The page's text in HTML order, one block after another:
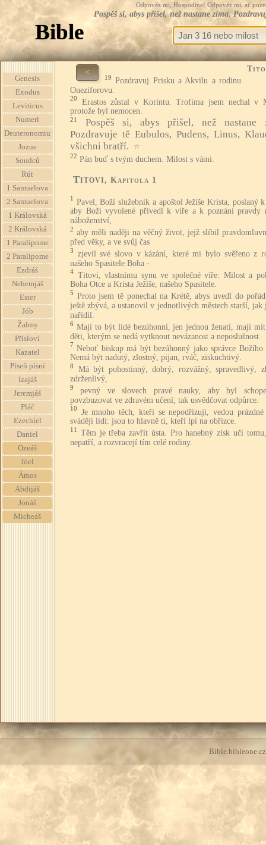
Odpověz mi, Hospodine! Odpověz mi, ať
Pospěš si, abys přišel, než nastane zima.
Bible
Genesis
Exodus
Leviticus
Numeri
Deuteronomiu
Jozue
Soudců
Rút
1 Samuelova
2 Samuelova
1 Královská
2 Královská
1 Paralipome
2 Paralipome
Ezdráš
Nehemjáš
Ester
Jób
Žalmy
Přísloví
Kazatel
Píseň písní
Izajáš
Jeremjáš
Pláč
Ezechiel
Daniel
Ozeáš
Jóel
Ámos
Abdijáš
Jonáš
Micheáš
<
19
Pozdravuj Prisku a Akvilu a rodinu
Oneziforovu.
20
Erastos zůstal v Korintu. Trofima jsem nechal v
protože byl nemocen.
21
Pospěš si, abys přišel, než nastane
Pozdravuje tě Eubulos, Pudens, Linus,
všichni bratří.
☆
22 Pán buď s tvým duchem. Milost s vámi.
Titovi, Kapitola 1
1 Pavel, Boží služebník a apoštol Ježíše Krista, poslaný
aby Boží vyvolené přivedl k víře a k poznání pravdy
náboženství,
2 aby měli naději na věčný život, jejž slíbil
před věky, a ve svůj čas
3
zjevil své slovo v kázání, které mi bylo svěřeno z
našeho Spasitele Boha -
4 Titovi, vlastnímu synu ve společné víře: Milost a
Boha Otce a Krista Ježíše, našeho Spasitele.
5 Proto jsem tě ponechal na Krétě, abys uvedl do
ještě zbývá, a ustanovil v jednotlivých městech starší, jak
nařídil.
6 Mají to být lidé bezúhonní, jen jednou ženatí, mají
děti, kterým se nedá vytknout nevázanost a neposlušnost.
7 Neboť biskup má být bezúhonný jako správce Božího
Nemá být nadutý, zlostný, pijan, rváč, ziskuchtivý.
8
Má být pohostinný, dobrý, rozvážný, spravedlivý,
zdrženlivý,
9
pevný ve slovech pravé nauky, aby byl
povzbuzovat ve zdravém učení, tak usvědčovat odpůrce.
10
Je mnoho těch, kteří se nepodřizují, vedou
svádějí lidi: jsou to hlavně ti, kteří lpí na obřízce.
11
Těm je třeba zavřít ústa. Pro hanebný zisk učí
nepatří, a rozvracejí tím celé rodiny.